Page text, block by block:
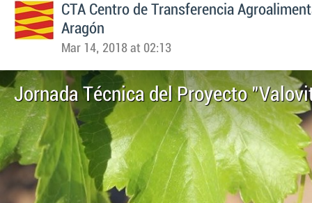
CTA Centro de Transferencia
Aragón
Mar 14, 2018 at 02:13
Jornada Técnica del Proyecto